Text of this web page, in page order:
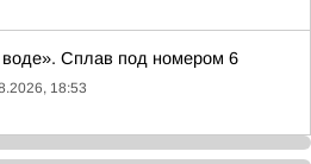
Сплав под номером 6
18:53